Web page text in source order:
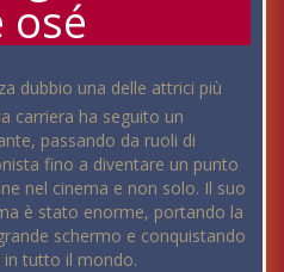
osé
dubbio una delle attrici più
carriera ha seguito un
passando da ruoli di
fino a diventare un punto
nel cinema e non solo. Il suo
è stato enorme, portando la
schermo e conquistando
tutto il mondo.